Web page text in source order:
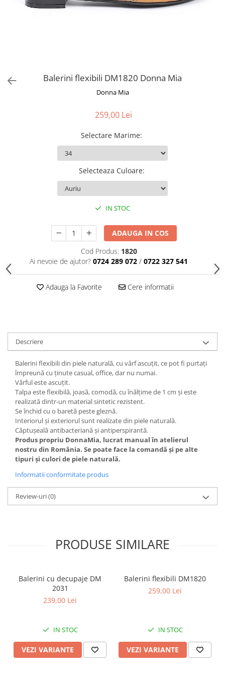
Balerini flexibili DM1820 Donna Mia
Donna Mia
259,00 Lei
Selectare Marime:
Selecteaza Culoare:
IN STOC
ADAUGA IN COS
Cod Produs: 1820
Ai nevoie de ajutor? 0724 289 072 / 0722 327 541
Adauga la Favorite Cere informatii
Descriere
Balerini flexibili din piele naturală, cu vârf ascuțit, ce pot fi purtați
împreună cu ținute casual, office, dar nu numai.
Vârful este ascuțit.
Talpa este flexibilă, joasă, comodă, cu înălțime de 1 cm și este
realizată dintr-un material sintetic rezistent.
Se închid cu o baretă peste gleznă.
Interiorul și exteriorul sunt realizate din piele naturală.
Căptușeală antibacteriană și antiperspirantă.
Produs propriu DonnaMia, lucrat manual în atelierul
nostru din România. Se poate face la comandă și pe alte
tipuri și culori de piele naturală.
Informatii conformitate produs
Review-uri(0)
PRODUSE SIMILARE
Balerini cu decupaje DM
2031
239,00 Lei
IN STOC
VEZI VARIANTE
Balerini flexibili DM1820
259,00 Lei
IN STOC
VEZI VARIANTE